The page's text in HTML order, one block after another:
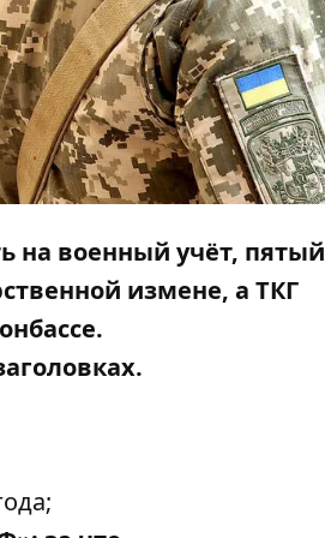
на военный учёт, пятый
измене, а ТКГ